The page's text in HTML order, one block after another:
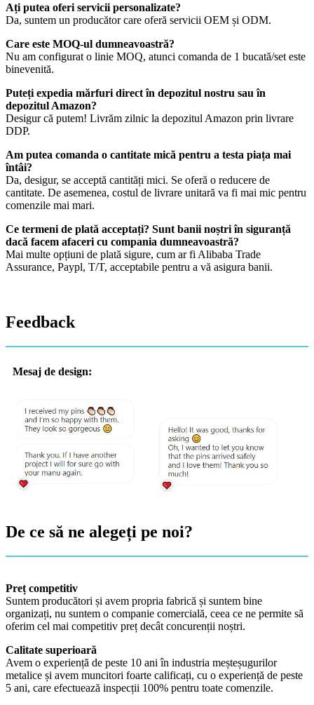
Ați putea oferi servicii personalizate?
Da, suntem un producător care oferă servicii OEM și ODM.
Care este MOQ-ul dumneavoastră?
Nu am configurat o linie MOQ, atunci comanda de 1 bucată/set este
binevenită.
Puteți expedia mărfuri direct în depozitul nostru sau în
depozitul Amazon?
Desigur că putem! Livrăm zilnic la depozitul Amazon prin livrare
DDP.
Am putea comanda o cantitate mică pentru a testa piața mai
întâi?
Da, desigur, se acceptă cantități mici. Se oferă o reducere de
cantitate. De asemenea, costul de livrare unitară va fi mai mic pentru
comenzile mai mari.
Ce termeni de plată acceptați? Sunt banii noștri în siguranță
dacă facem afaceri cu compania dumneavoastră?
Mai multe opțiuni de plată sigure, cum ar fi Alibaba Trade
Assurance, Paypl, T/T, acceptabile pentru a vă asigura banii.
Feedback
Mesaj de design:
De ce să ne alegeți pe noi?
Preț competitiv
Suntem producători și avem propria fabrică și suntem bine
organizați, nu suntem o companie comercială, ceea ce ne permite să
oferim cel mai competitiv preț decât concurenții noștri.
Calitate superioară
Avem o experiență de peste 10 ani în industria meșteșugurilor
metalice și avem muncitori foarte calificați, cu o experiență de peste
5 ani, care efectuează inspecții 100% pentru toate comenzile.